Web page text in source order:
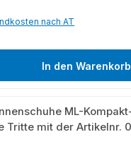
nach AT
In den Warenkorb